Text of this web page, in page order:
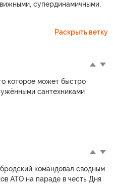
супердинамичными,
Раскрыть ветку
которое может быстро
сантехниками
командовал сводным
АТО на параде в честь Дня